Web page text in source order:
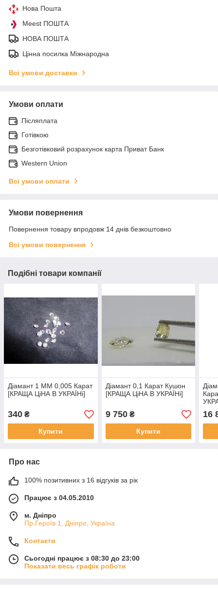
Нова Пошта
Meest ПОШТА
НОВА ПОШТА
Цінна посилка Міжнародна
Всі умови доставки
Умови оплати
Післяплата
Готівкою
Безготівковий розрахунок карта Приват Банк
Western Union
Всі умови оплати
Умови повернення
Повернення товару впродовж 14 днів безкоштовно
Всі умови повернення
Подібні товари компанії
Діамант 1 ММ 0,005 Карат
[КРАЩА ЦіНА В УКРАЇНі]
340 ₴
Купити
Діамант 0,1 Карат Кушон
[КРАЩА ЦіНА В УКРАЇНі]
9 750₴
Купити
16
Про нас
100% позитивних з 16 відгуків за рік
Працює з 04.05.2010
м. Дніпро
Пр.Героїв 1, Дніпро, Україна
Контакти
Сьогодні працює з 08:30 до 23:00
Показати весь графік роботи